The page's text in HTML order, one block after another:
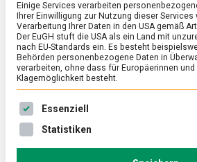
ERNÄHRUNG & GESUNDHEIT /FEATURED/
Teebeutel – Genuss zum
20. Mai 2025 Johannes
Teebeutel kennt man
Welt als einfache und praktische
Einige Services verarbeiten
Ihrer Einwilligung zur Nutzung dieser
Verarbeitung Ihrer Daten in den USA gemäß
Der EuGH stuft die USA als ein Land mit
nach EU-Standards ein. Es besteht
Behörden personenbezogene Daten in
verarbeiten, ohne dass für Europäerinnen und
Klagemöglichkeit besteht.
Es folgt eine Liste der Service-
Essenziell
Statistiken